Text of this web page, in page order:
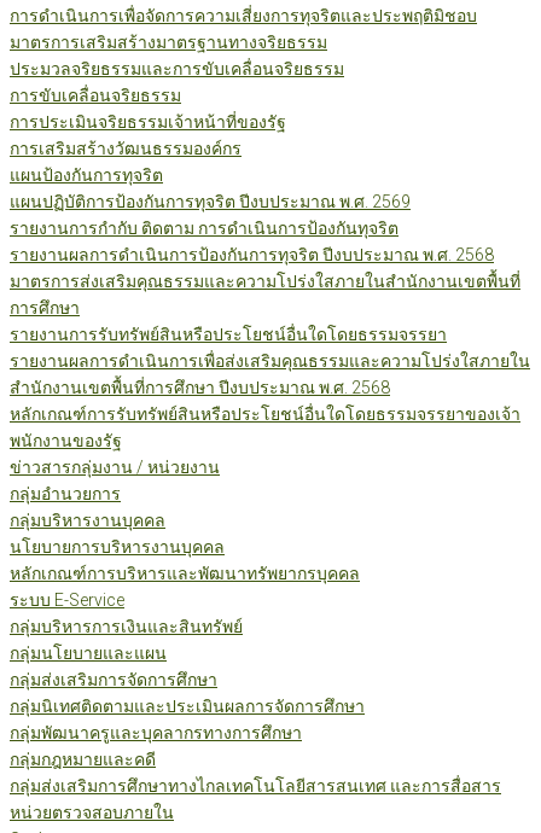
การดำเนินการเพื่อจัดการความเสี่ยงการทุจริตและประพฤติมิชอบ
มาตรการเสริมสร้างมาตรฐานทางจริยธรรม
ประมวลจริยธรรมและการขับเคลื่อนจริยธรรม
การขับเคลื่อนจริยธรรม
การประเมินจริยธรรมเจ้าหน้าที่ของรัฐ
การเสริมสร้างวัฒนธรรมองค์กร
แผนป้องกันการทุจริต
แผนปฏิบัติการป้องกันการทุจริต ปีงบประมาณ พ.ศ. 2569
รายงานการกำกับ ติดตาม การดำเนินการป้องกันทุจริต
รายงานผลการดำเนินการป้องกันการทุจริต ปีงบประมาณ พ.ศ. 2568
มาตรการส่งเสริมคุณธรรมและความโปร่งใสภายในสำนักงานเขตพื้นที่
การศึกษา
รายงานการรับทรัพย์สินหรือประโยชน์อื่นใดโดยธรรมจรรยา
รายงานผลการดำเนินการเพื่อส่งเสริมคุณธรรมและความโปร่งใสภายใน
สำนักงานเขตพื้นที่การศึกษา ปีงบประมาณ พ.ศ. 2568
หลักเกณฑ์การรับทรัพย์สินหรือประโยชน์อื่นใดโดยธรรมจรรยาของเจ้า
พนักงานของรัฐ
ข่าวสารกลุ่มงาน / หน่วยงาน
กลุ่มอำนวยการ
กลุ่มบริหารงานบุคคล
นโยบายการบริหารงานบุคคล
หลักเกณฑ์การบริหารและพัฒนาทรัพยากรบุคคล
ระบบ E-Service
กลุ่มบริหารการเงินและสินทรัพย์
กลุ่มนโยบายและแผน
กลุ่มส่งเสริมการจัดการศึกษา
กลุ่มนิเทศติดตามและประเมินผลการจัดการศึกษา
กลุ่มพัฒนาครูและบุคลากรทางการศึกษา
กลุ่มกฎหมายและคดี
กลุ่มส่งเสริมการศึกษาทางไกลเทคโนโลยีสารสนเทศ และการสื่อสาร
หน่วยตรวจสอบภายใน